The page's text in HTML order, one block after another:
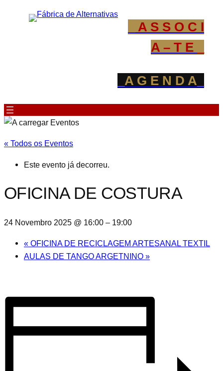
_ A S S O C I
A – T E _
_A G E N D A_
« Todos os Eventos
Este evento já decorreu.
OFICINA DE COSTURA
24 Novembro 2025 @ 16:00 – 19:00
« OFICINA DE RECICLAGEM ARTESANAL TEXTIL
AULAS DE TANGO ARGETNINO »